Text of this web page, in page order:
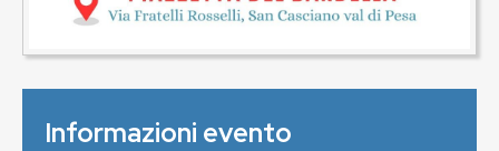
Informazioni evento